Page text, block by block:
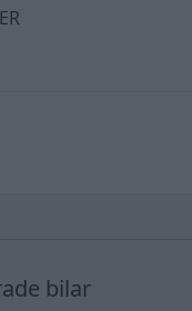
bilar